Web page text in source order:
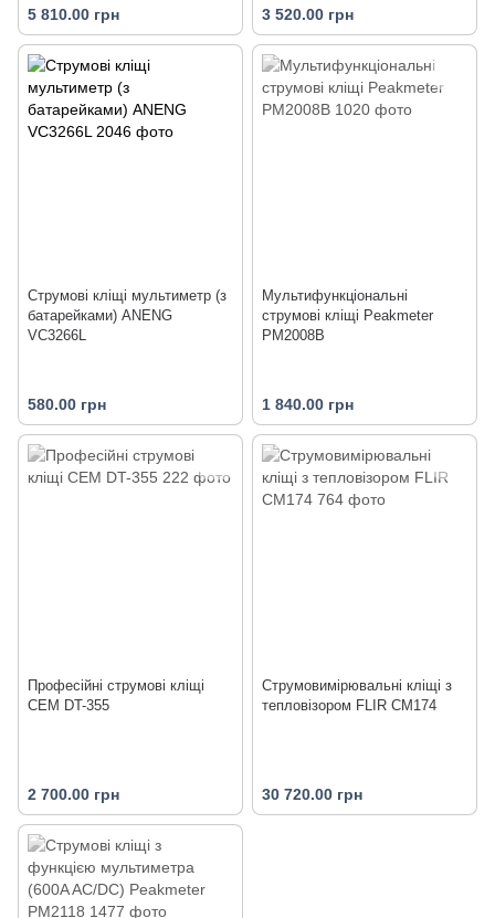
5 810.00 грн 3 520.00 грн
Струмові кліщі мультиметр (з
батарейками) ANENG
VC3266L
580.00 грн
Мультифункціональні
струмові кліщі Peakmeter
PM2008B
1 840.00 грн
Професійні струмові кліщі
CEM DT-355
2 700.00 грн
Струмовимірювальні кліщі з
тепловізором FLIR CM174
30 720.00 грн